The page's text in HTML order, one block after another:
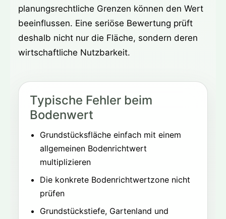
planungsrechtliche Grenzen können den Wert
beeinflussen. Eine seriöse Bewertung prüft
deshalb nicht nur die Fläche, sondern deren
wirtschaftliche Nutzbarkeit.
Typische Fehler beim
Bodenwert
Grundstücksfläche einfach mit einem
allgemeinen Bodenrichtwert
multiplizieren
Die konkrete Bodenrichtwertzone nicht
prüfen
Grundstückstiefe, Gartenland und